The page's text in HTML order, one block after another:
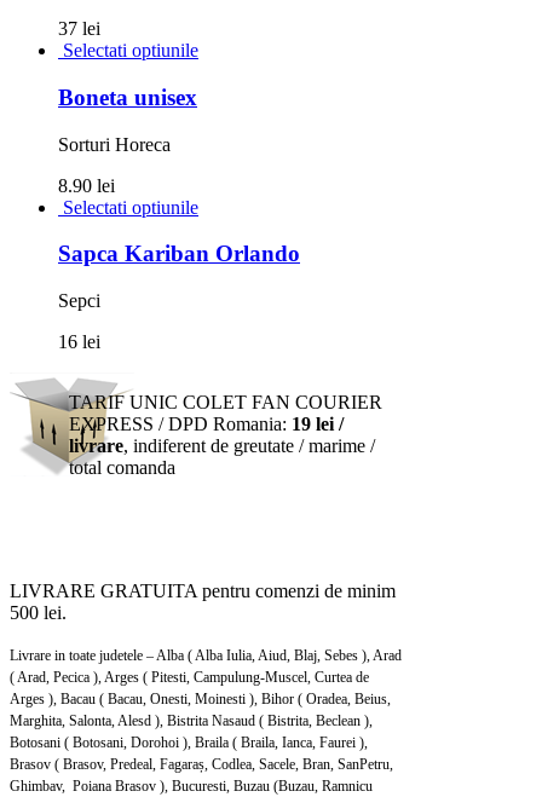
37 lei
Selectati optiunile
Boneta unisex
Sorturi Horeca
8.90 lei
Selectati optiunile
Sapca Kariban Orlando
Sepci
16 lei
TARIF UNIC COLET FAN COURIER
EXPRESS / DPD Romania: 19 lei /
livrare, indiferent de greutate / marime /
total comanda
LIVRARE GRATUITA pentru comenzi de minim
500 lei.
Livrare in toate judetele – Alba ( Alba Iulia, Aiud, Blaj, Sebes ), Arad
( Arad, Pecica ), Arges ( Pitesti, Campulung-Muscel, Curtea de
Arges ), Bacau ( Bacau, Onesti, Moinesti ), Bihor ( Oradea, Beius,
Marghita, Salonta, Alesd ), Bistrita Nasaud ( Bistrita, Beclean ),
Botosani ( Botosani, Dorohoi ), Braila ( Braila, Ianca, Faurei ),
Brasov ( Brasov, Predeal, Fagaraș, Codlea, Sacele, Bran, SanPetru,
Ghimbav, Poiana Brasov ), Bucuresti, Buzau (Buzau, Ramnicu